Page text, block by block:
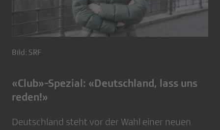
Bild: SRF
«Club»-Spezial: «Deutschland, lass uns
reden!»
Deutschland steht vor der Wahl einer neuen